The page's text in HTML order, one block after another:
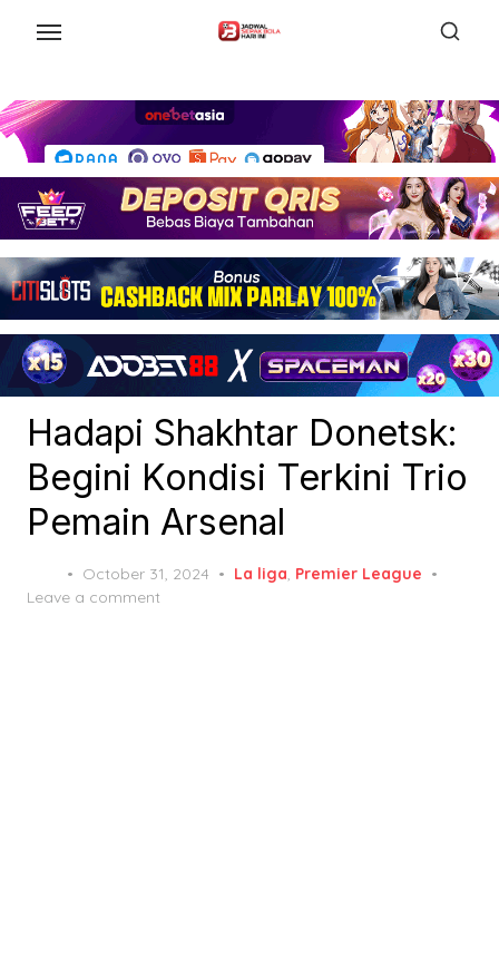
content
Hadapi Shakhtar Donetsk:
Begini Kondisi Terkini Trio
Pemain Arsenal
Posted
on
October 31, 2024 La liga, Premier League
Leave a comment